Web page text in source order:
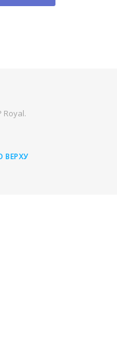
Royal.
ВЕРХУ